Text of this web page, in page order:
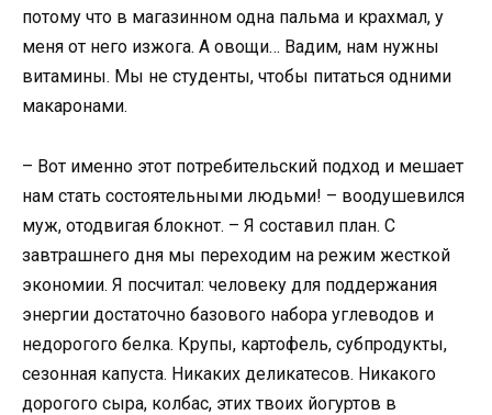
потому что в магазинном одна пальма и крахмал, у
меня от него изжога. А овощи… Вадим, нам нужны
витамины. Мы не студенты, чтобы питаться одними
макаронами.
– Вот именно этот потребительский подход и мешает
нам стать состоятельными людьми! – воодушевился
муж, отодвигая блокнот. – Я составил план. С
завтрашнего дня мы переходим на режим жесткой
экономии. Я посчитал: человеку для поддержания
энергии достаточно базового набора углеводов и
недорогого белка. Крупы, картофель, субпродукты,
сезонная капуста. Никаких деликатесов. Никакого
дорогого сыра, колбас, этих твоих йогуртов в